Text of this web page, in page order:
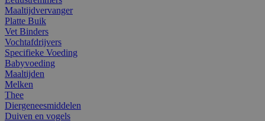
Maaltijdvervanger
Platte Buik
Vet Binders
Vochtafdrijvers
Specifieke Voeding
Babyvoeding
Maaltijden
Melken
Thee
Diergeneesmiddelen
Duiven en vogels